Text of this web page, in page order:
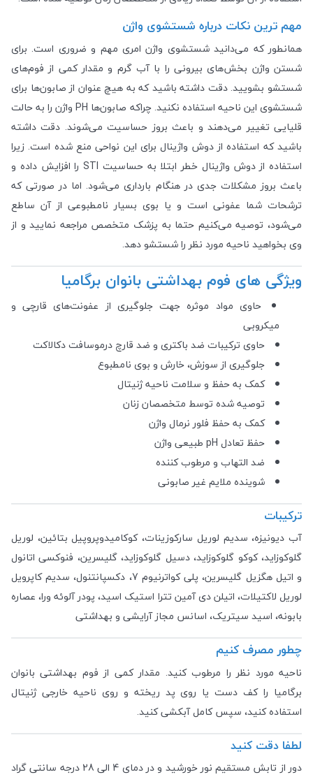
مهم ترین نکات درباره شستشوی واژن
همانطور که می‌دانید شستشوی واژن امری مهم و ضروری است. برای
شستن واژن بخش‌های بیرونی را با آب گرم و مقدار کمی از فوم‌های
شستشو بشویید. دقت داشته باشید که به هیچ عنوان از صابون‌ها برای
شستشوی این ناحیه استفاده نکنید. چراکه صابون‌ها PH واژن را به حالت
قلیایی تغییر می‌دهند و باعث بروز حساسیت می‌شوند. دقت داشته
باشید که استفاده از دوش واژینال برای این نواحی منع شده است. زیرا
استفاده از دوش واژینال خطر ابتلا به حساسیت STI را افزایش داده و
باعث بروز مشکلات جدی در هنگام بارداری می‌شود. اما در صورتی که
ترشحات شما عفونی است و یا بوی بسیار نامطبوعی از آن ساطع
می‌شود، توصیه می‌کنیم حتما به پزشک متخصص مراجعه نمایید و از
وی بخواهید ناحیه مورد نظر را شستشو دهد.
ویژگی های فوم بهداشتی بانوان برگامیا
حاوی مواد موثره جهت جلوگیری از عفونت‌های قارچی و
میکروبی
حاوی ترکیبات ضد باکتری و ضد قارچ درموسافت دکالاکت
جلوگیری از سوزش، خارش و بوی نامطبوع
کمک به حفظ و سلامت ناحیه ژنیتال
توصیه شده توسط متخصصان زنان
کمک به حفظ فلور نرمال واژن
حفظ تعادل pH طبیعی واژن
ضد التهاب و مرطوب کننده
شوینده ملایم غیر صابونی
ترکیبات
آب دیونیزه، سدیم لوریل سارکوزینات، کوکامیدوپروپیل بتائین، لوریل
گلوکوزاید، کوکو گلوکوزاید، دسیل گلوکوزاید، گلیسرین، فنوکسی اتانول
و اتیل هگزیل گلیسرین، پلی کواترنیوم 7، دکسپانتنول، سدیم کاپرویل
لوریل لاکتیلات، اتیلن دی آمین تترا استیک اسید، پودر آلوئه ورا، عصاره
بابونه، اسید سیتریک، اسانس مجاز آرایشی و بهداشتی
چطور مصرف کنیم
ناحیه مورد نظر را مرطوب کنید. مقدار کمی از فوم بهداشتی بانوان
برگامیا را کف دست یا روی پد ریخته و روی ناحیه خارجی ژنیتال
استفاده کنید، سپس کامل آبکشی کنید.
لطفا دقت کنید
دور از تابش مستقیم نور خورشید و در دمای 4 الی 28 درجه سانتی گراد